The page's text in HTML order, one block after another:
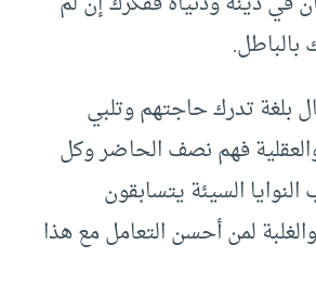
بلغة تدرك حاجتهم وتلبي
فهم نصف الحاضر وكل
السيئة يتسابقون
لمن أحسن التعامل مع هذا